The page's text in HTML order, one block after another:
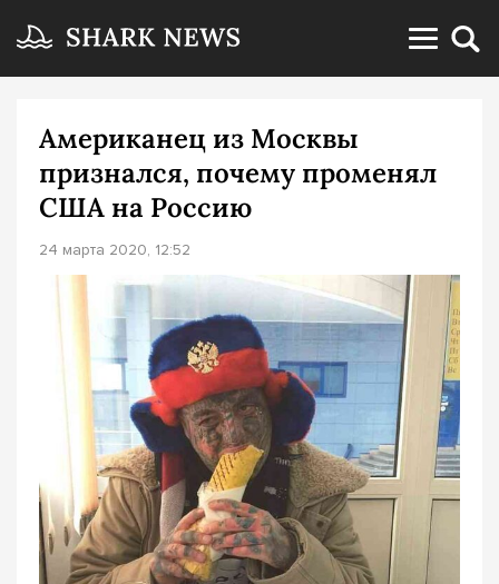
Американец из Москвы
признался, почему променял
США на Россию
24 марта 2020, 12:52